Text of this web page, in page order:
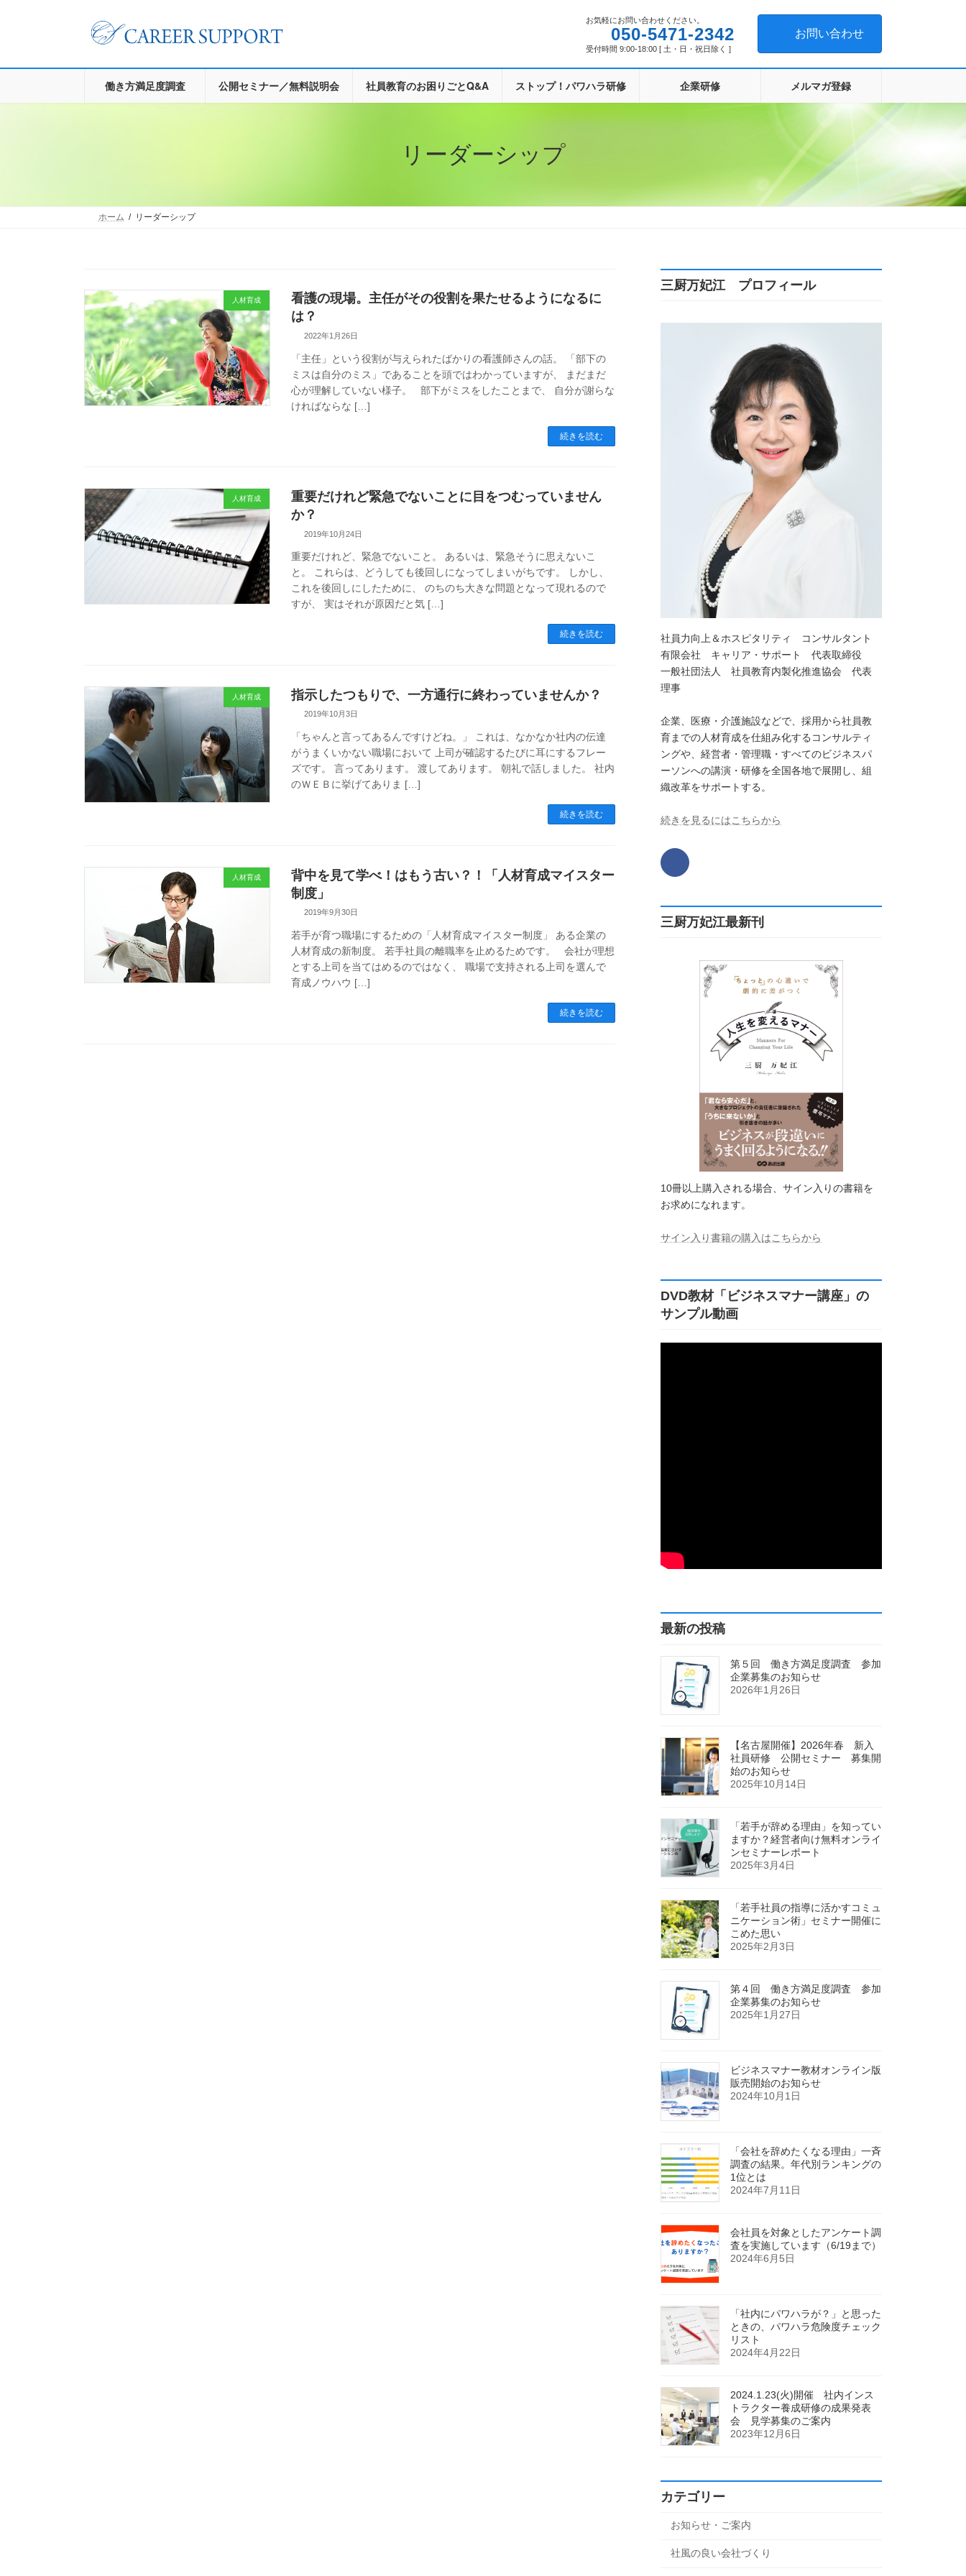
ツ
シ
お気軽にお問い合わせください。
050-5471-2342
受付時間 9:00-18:00 [ 土・日・祝日除く ]
お問い合わせ
働き方満足度調査 公開セミナー／無料説明会 社員教育のお困りごとQ&A ストップ！パワハラ研修 企業研修 メルマガ登録
リーダーシップ
ホーム リーダーシップ
人材育成
看護の現場。主任がその役割を果たせるようになるに
は？
2022年1月26日
「主任」という役割が与えられたばかりの看護師さんの話。 「部下の
ミスは自分のミス」であることを頭ではわかっていますが、 まだまだ
心が理解していない様子。 部下がミスをしたことまで、 自分が謝らな
ければならな […]
続きを読む
人材育成
重要だけれど緊急でないことに目をつむっていません
か？
2019年10月24日
重要だけれど、緊急でないこと。 あるいは、緊急そうに思えないこ
と。 これらは、どうしても後回しになってしまいがちです。 しかし、
これを後回しにしたために、 のちのち大きな問題となって現れるので
すが、 実はそれが原因だと気 […]
続きを読む
人材育成 指示したつもりで、一方通行に終わっていませんか？
2019年10月3日
「ちゃんと言ってあるんですけどね。」 これは、なかなか社内の伝達
がうまくいかない職場において 上司が確認するたびに耳にするフレー
ズです。 言ってあります。 渡してあります。 朝礼で話しました。 社内
のＷＥＢに挙げてありま […]
続きを読む
人材育成
背中を見て学べ！はもう古い？！「人材育成マイスター
制度」
2019年9月30日
若手が育つ職場にするための「人材育成マイスター制度」 ある企業の
人材育成の新制度。 若手社員の離職率を止めるためです。 会社が理想
とする上司を当てはめるのではなく、 職場で支持される上司を選んで
育成ノウハウ […]
続きを読む
三厨万妃江 プロフィール
社員力向上＆ホスピタリティ コンサルタント
有限会社 キャリア・サポート 代表取締役
一般社団法人 社員教育内製化推進協会 代表
理事
企業、医療・介護施設などで、採用から社員教
育までの人材育成を仕組み化するコンサルティ
ングや、経営者・管理職・すべてのビジネスパ
ーソンへの講演・研修を全国各地で展開し、組
織改革をサポートする。
続きを見るにはこちらから
三厨万妃江最新刊
10冊以上購入される場合、サイン入りの書籍を
お求めになれます。
サイン入り書籍の購入はこちらから
DVD教材「ビジネスマナー講座」の
サンプル動画
最新の投稿
第５回 働き方満足度調査 参加
企業募集のお知らせ
2026年1月26日
【名古屋開催】2026年春 新入
社員研修 公開セミナー 募集開
始のお知らせ
2025年10月14日
「若手が辞める理由」を知ってい
ますか？経営者向け無料オンライ
ンセミナーレポート
2025年3月4日
「若手社員の指導に活かすコミュ
ニケーション術」セミナー開催に
こめた思い
2025年2月3日
第４回 働き方満足度調査 参加
企業募集のお知らせ
2025年1月27日
ビジネスマナー教材オンライン版
販売開始のお知らせ
2024年10月1日
「会社を辞めたくなる理由」一斉
調査の結果。年代別ランキングの
1位とは
2024年7月11日
会社員を対象としたアンケート調
査を実施しています（6/19まで）
2024年6月5日
「社内にパワハラが？」と思った
ときの、パワハラ危険度チェック
リスト
2024年4月22日
2024.1.23(火)開催 社内インス
トラクター養成研修の成果発表
会 見学募集のご案内
2023年12月6日
カテゴリー
お知らせ・ご案内
社風の良い会社づくり